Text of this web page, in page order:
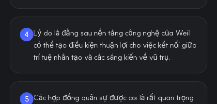
4 Lý do là đằng sau nền tảng công nghệ của Weil
có thể tạo điều kiện thuận lợi cho việc kết nối giữa
trí tuệ nhân tạo và các sáng kiến về vũ trụ.
5
Các hợp đồng quân sự được coi là rất quan trọng